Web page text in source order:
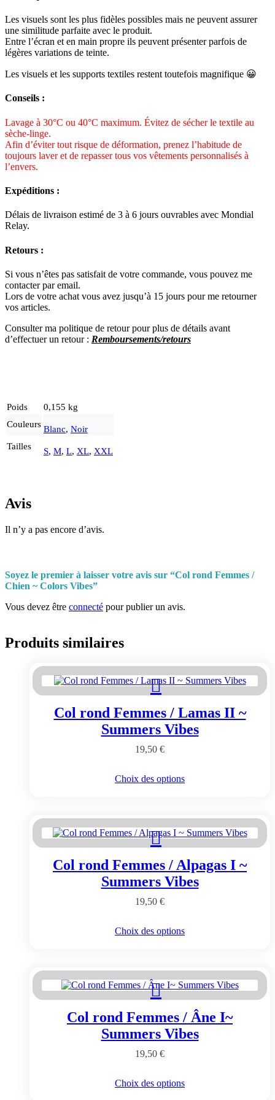
Les visuels sont les plus fidèles possibles mais ne peuvent assurer
une similitude parfaite avec le produit.
Entre l’écran et en main propre ils peuvent présenter parfois de
légères variations de teinte.
Les visuels et les supports textiles restent toutefois magnifique 😀
Conseils :
Lavage à 30°C ou 40°C maximum. Évitez de sécher le textile au
sèche-linge.
Afin d’éviter tout risque de déformation, prenez l’habitude de
toujours laver et de repasser tous vos vêtements personnalisés à
l’envers.
Expéditions :
Délais de livraison estimé de 3 à 6 jours ouvrables avec Mondial
Relay.
Retours :
Si vous n’êtes pas satisfait de votre commande, vous pouvez me
contacter par email.
Lors de votre achat vous avez jusqu’à 15 jours pour me retourner
vos articles.
Consulter ma politique de retour pour plus de détails avant
d’effectuer un retour : Remboursements/retours
Poids
0,155 kg
Couleurs Blanc, Noir
Tailles
S, M, L, XL, XXL
Avis
Il n’y a pas encore d’avis.
Soyez le premier à laisser votre avis sur “Col rond Femmes /
Chien ~ Colors Vibes”
Vous devez être connecté pour publier un avis.
Produits similaires
Col rond Femmes / Lamas II ~
Summers Vibes
19,50 €
Choix des options
Ce
Les
options
être
choisies
sur
la
produit
Col rond Femmes / Alpagas I ~
Summers Vibes
19,50 €
Choix des options
Ce
Les
options
être
choisies
sur
la
produit
Col rond Femmes / Âne I~
Summers Vibes
19,50 €
Choix des options
Ce